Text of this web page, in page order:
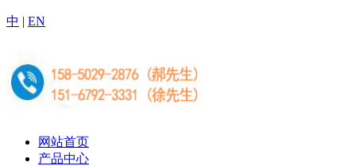
中 | EN
网站首页
产品中心